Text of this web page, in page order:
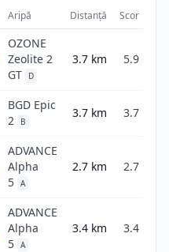
Aripă Distanță Scor
OZONE
Zeolite 2
GT
D
3.7 km 5.9
BGD Epic
2
B
3.7 km 3.7
ADVANCE
Alpha
5 A
2.7 km 2.7
ADVANCE
Alpha
5 A
3.4 km 3.4